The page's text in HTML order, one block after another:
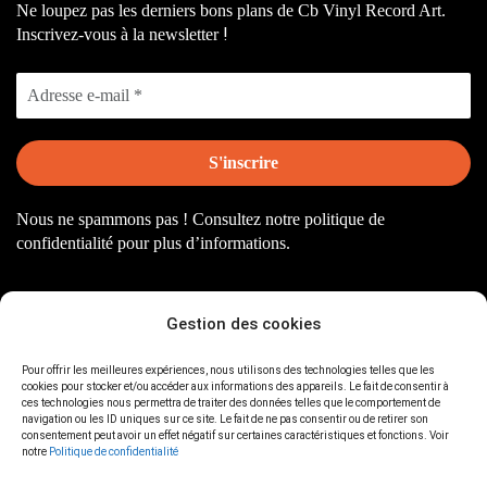
Gestion des cookies
Pour offrir les meilleures expériences, nous utilisons des technologies telles que les
cookies pour stocker et/ou accéder aux informations des appareils. Le fait de consentir à
ces technologies nous permettra de traiter des données telles que le comportement de
navigation ou les ID uniques sur ce site. Le fait de ne pas consentir ou de retirer son
consentement peut avoir un effet négatif sur certaines caractéristiques et fonctions. Voir
notre Politique de confidentialité
Ne loupez pas les derniers bons plans de Cb Vinyl Record Art.
Inscrivez-vous à la newsletter!
Nous ne spammons pas ! Consultez notre politique de
confidentialité pour plus d’informations.
Mentions Légales
CGV